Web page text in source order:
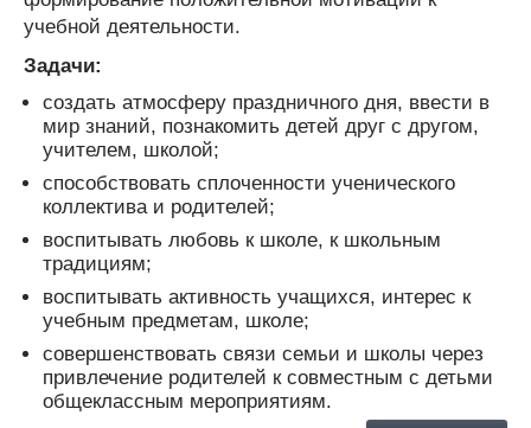
учебной деятельности.
Задачи:
создать атмосферу праздничного дня, ввести в
мир знаний, познакомить детей друг с другом,
учителем, школой;
способствовать сплоченности ученического
коллектива и родителей;
воспитывать любовь к школе, к школьным
традициям;
воспитывать активность учащихся, интерес к
учебным предметам, школе;
совершенствовать связи семьи и школы через
привлечение родителей к совместным с детьми
общеклассным мероприятиям.